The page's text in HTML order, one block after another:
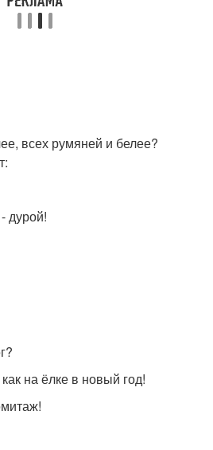
всех румяней и белее?
дурой!
на ёлке в новый год!